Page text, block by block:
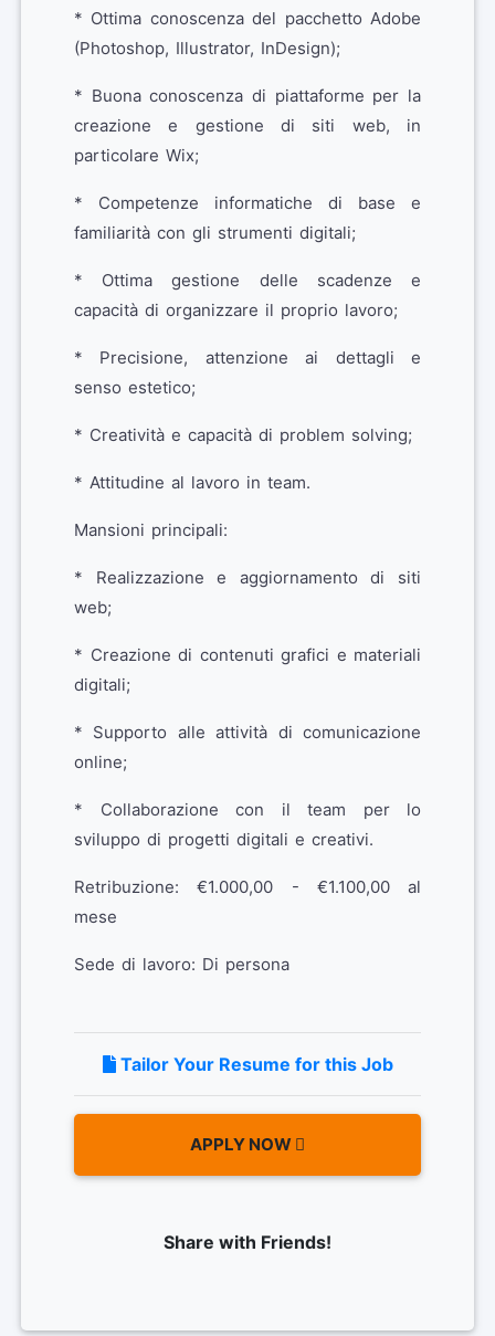
* Ottima conoscenza del pacchetto Adobe
(Photoshop, Illustrator, InDesign);
* Buona conoscenza di piattaforme per la
creazione e gestione di siti web, in
particolare Wix;
* Competenze informatiche di base e
familiarità con gli strumenti digitali;
* Ottima gestione delle scadenze e
capacità di organizzare il proprio lavoro;
* Precisione, attenzione ai dettagli e
senso estetico;
* Creatività e capacità di problem solving;
* Attitudine al lavoro in team.
Mansioni principali:
* Realizzazione e aggiornamento di siti
web;
* Creazione di contenuti grafici e materiali
digitali;
* Supporto alle attività di comunicazione
online;
* Collaborazione con il team per lo
sviluppo di progetti digitali e creativi.
Retribuzione: €1.000,00 - €1.100,00 al
mese
Sede di lavoro: Di persona
Tailor Your Resume for this Job
APPLY NOW
Share with Friends!